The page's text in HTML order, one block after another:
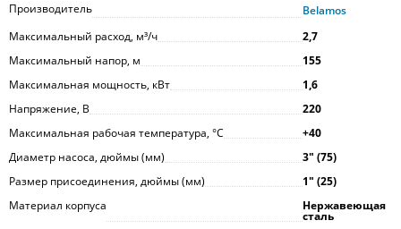
Производитель
Belamos
Максимальный расход, м³/ч
2,7
Максимальный напор, м
155
Максимальная мощность, кВт
1,6
Напряжение, В
220
Максимальная рабочая температура, °С
+40
Диаметр насоса, дюймы (мм)
3ʺ (75)
Размер присоединения, дюймы (мм)
1ʺ (25)
Материал корпуса
Нержавеющая
сталь